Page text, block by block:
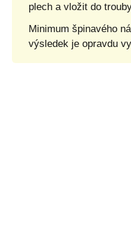
plech a vložit do
Minimum špinavého
výsledek je opravdu